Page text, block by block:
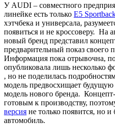
У AUDI – совместного
линейке есть только E5
хэтчбека и универсала,
появиться и не кроссоверу. На
новый бренд представил
предварительный показ своего
Информация пока отрывочна,
опубликовала лишь несколько
, но не поделилась
модель предвосхищает
модель нового бренда.
готовым к производству,
версия не только появится, но и
автомобиль.